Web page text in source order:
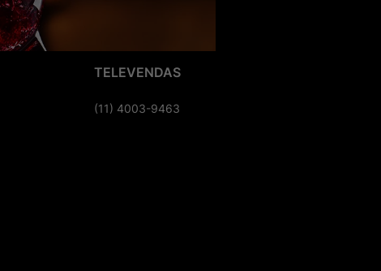
TELEVENDAS
(11) 4003-9463